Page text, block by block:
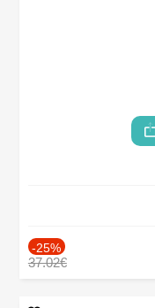
-25%
37.02€